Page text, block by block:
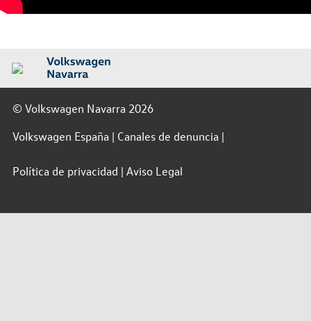
© Volkswagen Navarra 2026
Volkswagen España
Canales de denuncia
Política de privacidad Aviso Legal